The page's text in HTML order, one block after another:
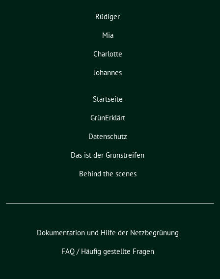
Rüdiger
Mia
Charlotte
Johannes
Startseite
GrünErklärt
Datenschutz
Das ist der Grünstreifen
Behind the scenes
Dokumentation und Hilfe der Netzbegrünung
FAQ / Häufig gestellte Fragen